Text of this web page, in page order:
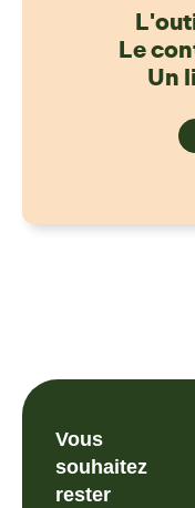
Le
Un
Vous
souhaitez
rester